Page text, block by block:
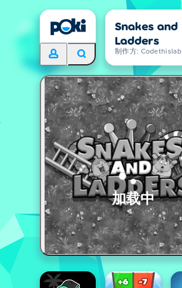
Snakes and
Ladders
制作方: Codethislab
加载中